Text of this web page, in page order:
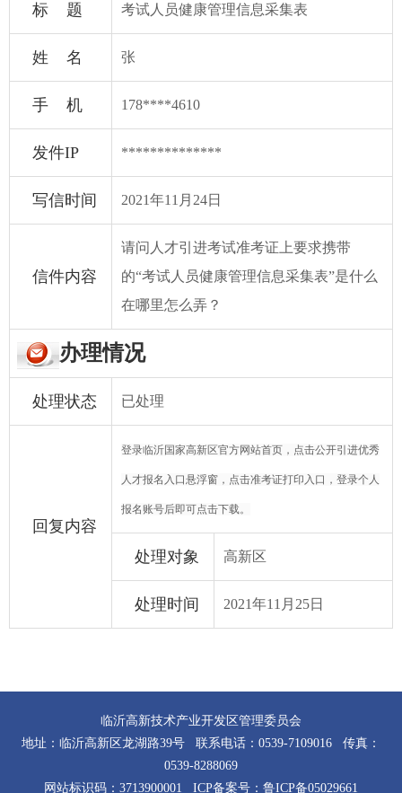
标 题 考试人员健康管理信息采集表
姓 名 张
手 机 178****4610
发件IP **************
写信时间 2021年11月24日
信件内容
请问人才引进考试准考证上要求携带
的“考试人员健康管理信息采集表”是什么
在哪里怎么弄？
办理情况
处理状态 已处理
回复内容
登录临沂国家高新区官方网站首页，点击公开引进优秀
人才报名入口悬浮窗，点击准考证打印入口，登录个人
报名账号后即可点击下载。
处理对象 高新区
处理时间 2021年11月25日
临沂高新技术产业开发区管理委员会
地址：临沂高新区龙湖路39号 联系电话：0539-7109016 传真：
0539-8288069
网站标识码：3713900001 ICP备案号： 鲁ICP备05029661